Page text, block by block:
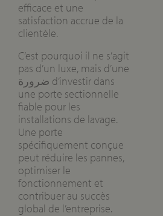
efficace et une
satisfaction accrue de la
clientèle.
C’est pourquoi il ne s’agit
pas d’un luxe, mais d’une
ضرورة d’investir dans
une porte sectionnelle
fiable pour les
installations de lavage.
Une porte
spécifiquement conçue
peut réduire les pannes,
optimiser le
fonctionnement et
contribuer au succès
global de l’entreprise.